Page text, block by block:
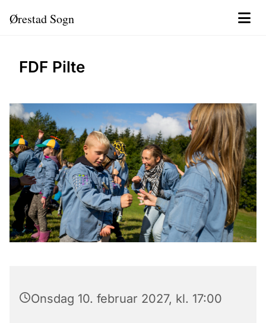
Ørestad Sogn
FDF Pilte
Onsdag 10. februar 2027, kl. 17:00